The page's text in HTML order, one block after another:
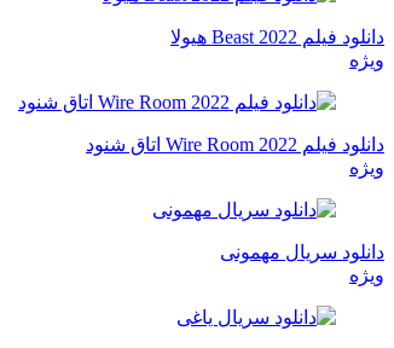
دانلود فیلم Beast 2022 هیولا
ویژه
دانلود فیلم Wire Room 2022 اتاق شنود
ویژه
دانلود سریال مهمونی
ویژه